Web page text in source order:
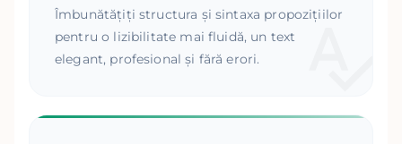
Îmbunătățiți structura și sintaxa propozițiilor
pentru o lizibilitate mai fluidă, un text
elegant, profesional și fără erori.